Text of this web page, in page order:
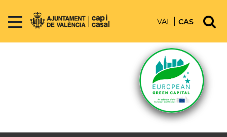
VAL CAS